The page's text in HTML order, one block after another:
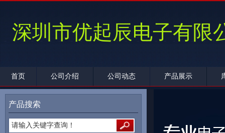
深圳市优起辰电子有限
首页 公司介绍 公司动态 产品展示
产品搜索